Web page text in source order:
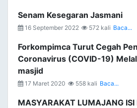
Senam Kesegaran Jasmani
16 September 2022 572 kali Baca...
Forkompimca Turut Cegah
Coronavirus (COVID-19)
masjid
17 Maret 2020 558 kali Baca...
MASYARAKAT LUMAJANG ISI